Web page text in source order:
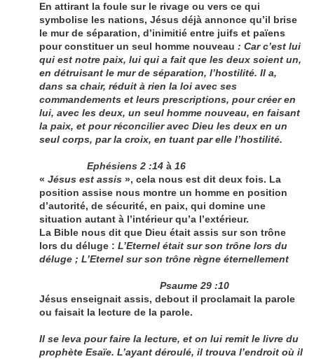
En attirant la foule sur le rivage ou vers ce qui
symbolise les nations, Jésus déjà annonce qu’il brise
le mur de séparation, d’inimitié entre juifs et païens
pour constituer un seul homme nouveau : Car c’est lui
qui est notre paix, lui qui a fait que les deux soient un,
en détruisant le mur de séparation, l’hostilité. Il a,
dans sa chair, réduit à rien la loi avec ses
commandements et leurs prescriptions, pour créer en
lui, avec les deux, un seul homme nouveau, en faisant
la paix, et pour réconcilier avec Dieu les deux en un
seul corps, par la croix, en tuant par elle l’hostilité.
Ephésiens 2 :14 à 16
« Jésus est assis », cela nous est dit deux fois. La
position assise nous montre un homme en position
d’autorité, de sécurité, en paix, qui domine une
situation autant à l’intérieur qu’a l’extérieur.
La Bible nous dit que Dieu était assis sur son trône
lors du déluge : L’Eternel était sur son trône lors du
déluge ; L’Eternel sur son trône règne éternellement
Psaume 29 :10
Jésus enseignait assis, debout il proclamait la parole
ou faisait la lecture de la parole.
Il se leva pour faire la lecture, et on lui remit le livre du
prophète Esaïe. L’ayant déroulé, il trouva l’endroit où il